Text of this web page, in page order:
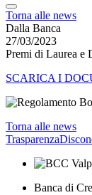
Torna alle news
Dalla Banca
27/03/2023
Premi di Laurea e
SCARICA I
Torna alle news
Trasparenza
Banca di